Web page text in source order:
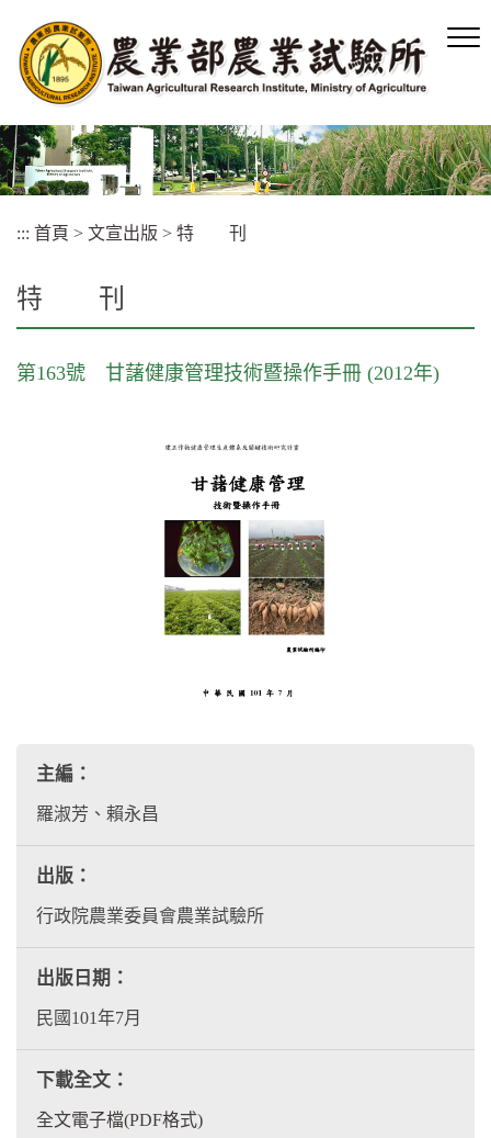
容
區
塊
::: 首頁 > 文宣出版 > 特 刊
特 刊
第163號 甘藷健康管理技術暨操作手冊 (2012年)
主編：
羅淑芳、賴永昌
出版：
行政院農業委員會農業試驗所
出版日期：
民國101年7月
下載全文：
全文電子檔(PDF格式)